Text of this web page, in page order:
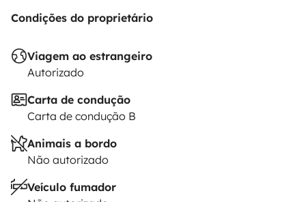
Condições do proprietário
Viagem ao estrangeiro
Autorizado
Carta de condução
Carta de condução B
Animais a bordo
Não autorizado
Veículo fumador